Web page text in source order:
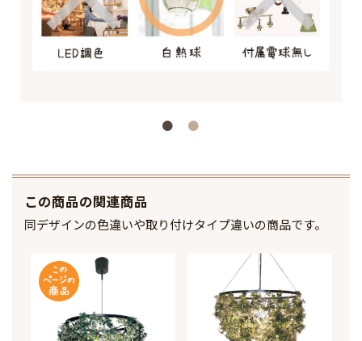
この商品の関連商品
同デザインの色違いや取り付けタイプ違いの商品です。